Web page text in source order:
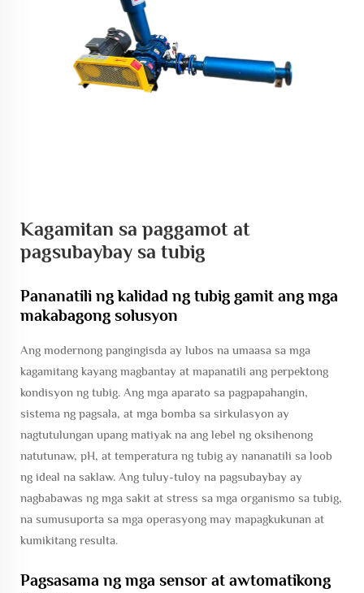
Kagamitan sa paggamot at
pagsubaybay sa tubig
Pananatili ng kalidad ng tubig gamit ang mga
makabagong solusyon
Ang modernong pangingisda ay lubos na umaasa sa mga
kagamitang kayang magbantay at mapanatili ang perpektong
kondisyon ng tubig. Ang mga aparato sa pagpapahangin,
sistema ng pagsala, at mga bomba sa sirkulasyon ay
nagtutulungan upang matiyak na ang lebel ng oksihenong
natutunaw, pH, at temperatura ng tubig ay nananatili sa loob
ng ideal na saklaw. Ang tuluy-tuloy na pagsubaybay ay
nagbabawas ng mga sakit at stress sa mga organismo sa tubig,
na sumusuporta sa mga operasyong may mapagkukunan at
kumikitang resulta.
Pagsasama ng mga sensor at awtomatikong